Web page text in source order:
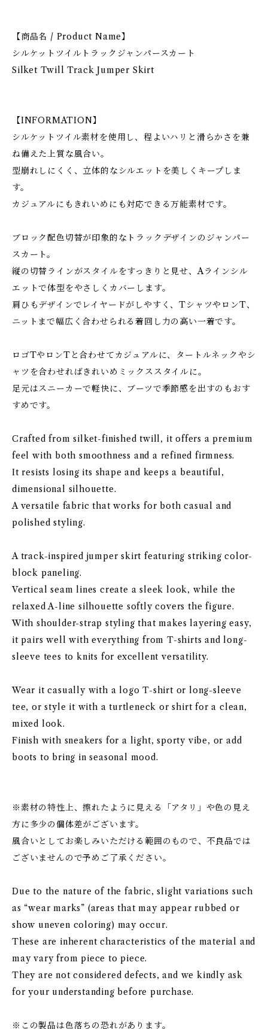
【商品名 / Product Name】
シルケットツイルトラックジャンパースカート
Silket Twill Track Jumper Skirt
【INFORMATION】
シルケットツイル素材を使用し、程よいハリと滑らかさを兼
ね備えた上質な風合い。
型崩れしにくく、立体的なシルエットを美しくキープしま
す。
カジュアルにもきれいめにも対応できる万能素材です。
ブロック配色切替が印象的なトラックデザインのジャンパー
スカート。
縦の切替ラインがスタイルをすっきりと見せ、Aラインシル
エットで体型をやさしくカバーします。
肩ひもデザインでレイヤードがしやすく、TシャツやロンT、
ニットまで幅広く合わせられる着回し力の高い一着です。
ロゴTやロンTと合わせてカジュアルに、タートルネックやシ
ャツを合わせればきれいめミックススタイルに。
足元はスニーカーで軽快に、ブーツで季節感を出すのもおす
すめです。
Crafted from silket-finished twill, it offers a premium
feel with both smoothness and a refined firmness.
It resists losing its shape and keeps a beautiful,
dimensional silhouette.
A versatile fabric that works for both casual and
polished styling.
A track-inspired jumper skirt featuring striking color-
block paneling.
Vertical seam lines create a sleek look, while the
relaxed A-line silhouette softly covers the figure.
With shoulder-strap styling that makes layering easy,
it pairs well with everything from T-shirts and long-
sleeve tees to knits for excellent versatility.
Wear it casually with a logo T-shirt or long-sleeve
tee, or style it with a turtleneck or shirt for a clean,
mixed look.
Finish with sneakers for a light, sporty vibe, or add
boots to bring in seasonal mood.
※素材の特性上、擦れたように見える「アタリ」や色の見え
方に多少の個体差がございます。
風合いとしてお楽しみいただける範囲のもので、不良品では
ございませんので予めご了承ください。
Due to the nature of the fabric, slight variations such
as “wear marks” (areas that may appear rubbed or
show uneven coloring) may occur.
These are inherent characteristics of the material and
may vary from piece to piece.
They are not considered defects, and we kindly ask
for your understanding before purchase.
※この製品は色落ちの恐れがあります。